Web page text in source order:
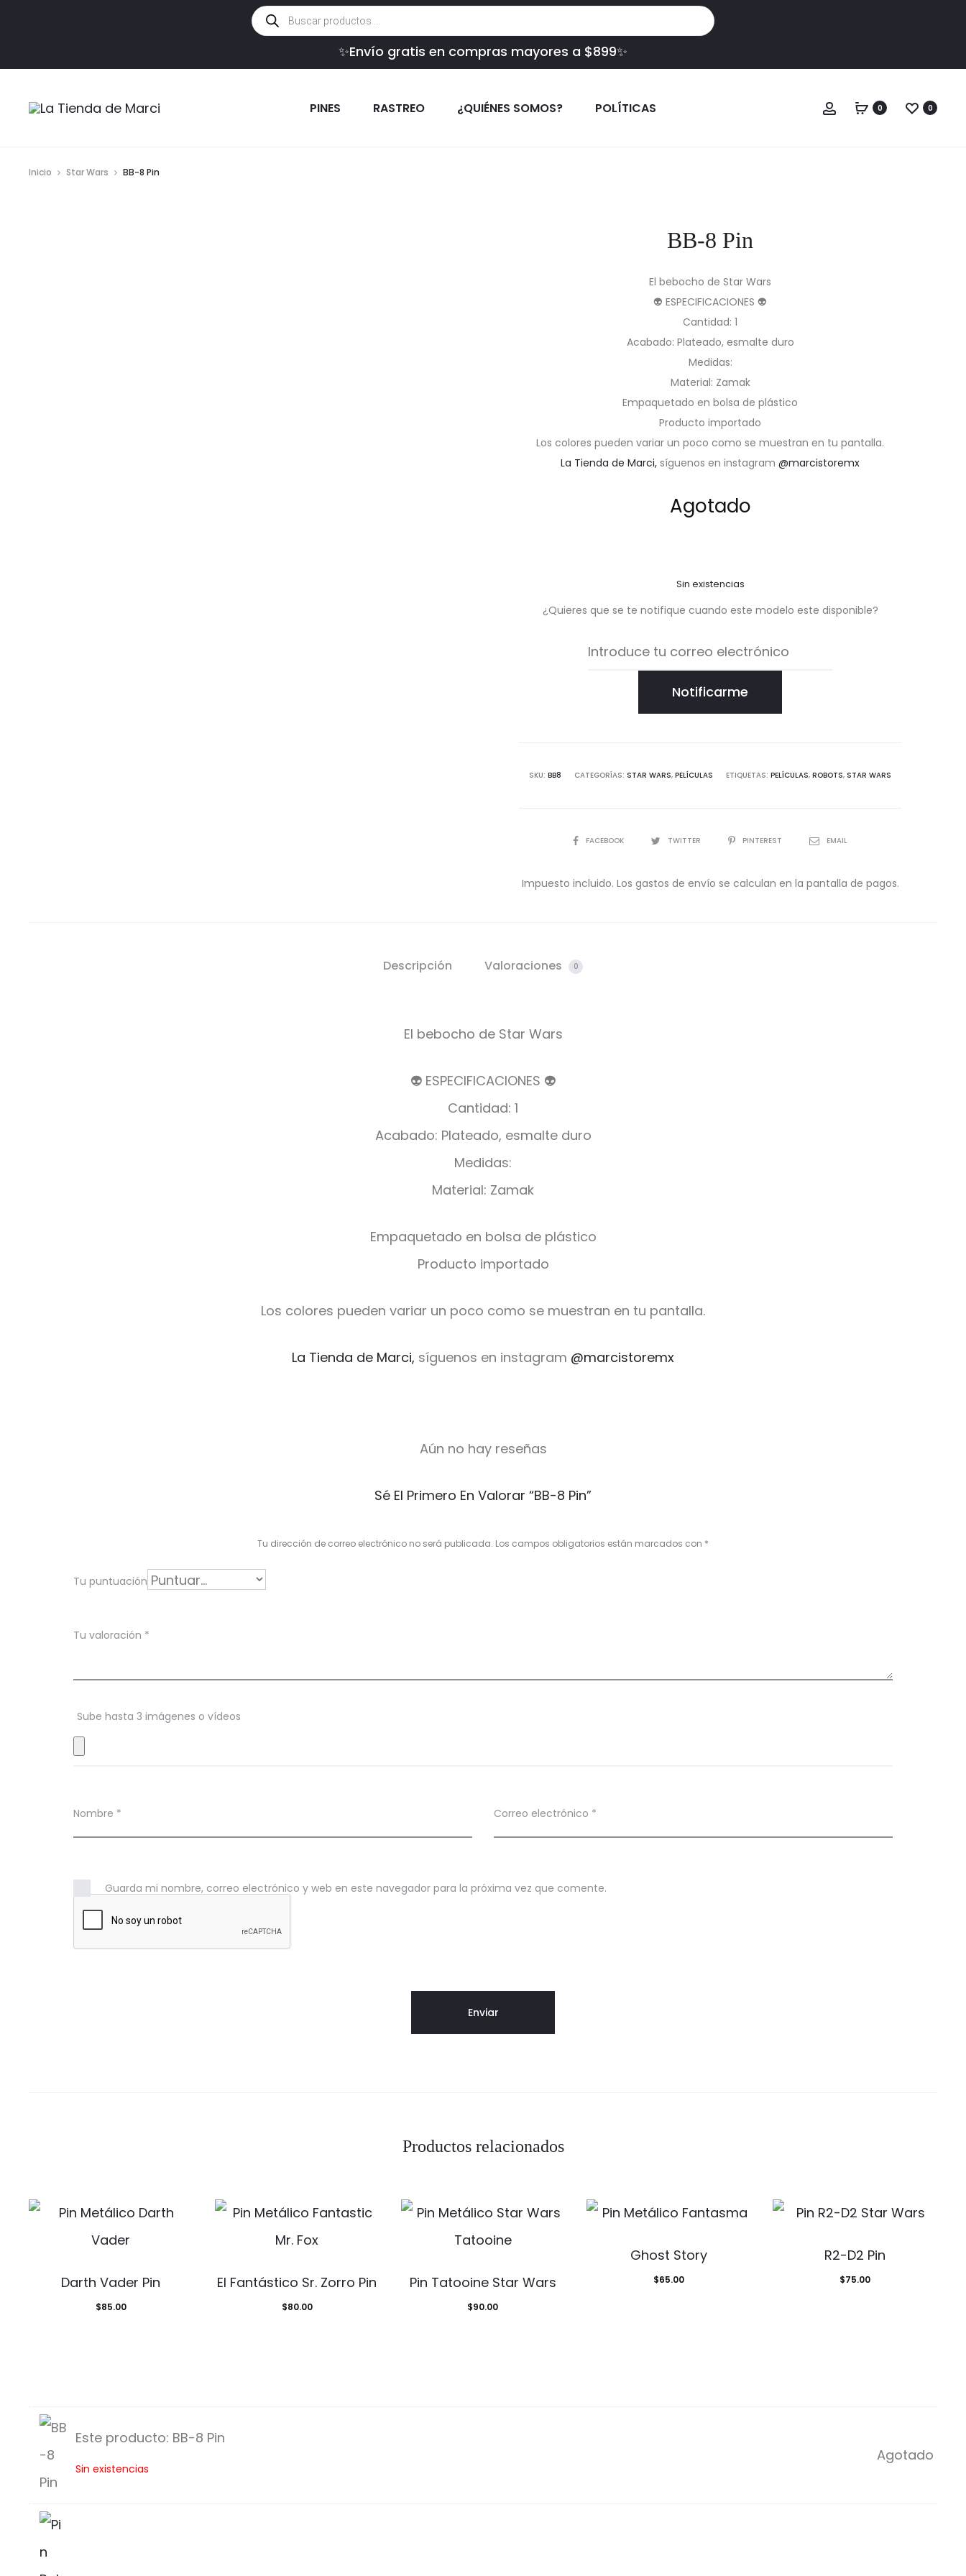
Búsqueda
de
productos
✨Envío gratis en compras mayores a $899✨
PINES RASTREO ¿QUIÉNES SOMOS? POLÍTICAS Cuenta
0 0
Inicio Star Wars BB-8 Pin
BB-8 Pin
El bebocho de Star Wars
👽 ESPECIFICACIONES 👽
Cantidad: 1
Acabado: Plateado, esmalte duro
Medidas:
Material: Zamak
Empaquetado en bolsa de plástico
Producto importado
Los colores pueden variar un poco como se muestran en tu pantalla.
La Tienda de Marci, síguenos en instagram @marcistoremx
Agotado
Sin existencias
¿Quieres que se te notifique cuando este modelo este disponible?
Notificarme
SKU: BB8 CATEGORÍAS: STAR WARS, PELÍCULAS ETIQUETAS: PELÍCULAS, ROBOTS, STAR WARS
COMPARTIR
FACEBOOK TWITTER PINTEREST EMAIL
Impuesto incluido. Los gastos de envío se calculan en la pantalla de pagos.
Descripción Valoraciones 0
El bebocho de Star Wars
👽 ESPECIFICACIONES 👽
Cantidad: 1
Acabado: Plateado, esmalte duro
Medidas:
Material: Zamak
Empaquetado en bolsa de plástico
Producto importado
Los colores pueden variar un poco como se muestran en tu pantalla.
La Tienda de Marci, síguenos en instagram @marcistoremx
r
c
n
e
Aún no hay reseñas
Sé El Primero En Valorar “BB-8 Pin”
Tu dirección de correo electrónico no será publicada. Los campos obligatorios están marcados con *
Tu puntuación
Tu valoración *
Sube hasta 3 imágenes o vídeos
Nombre * Correo electrónico *
Guarda mi nombre, correo electrónico y web en este navegador para la próxima vez que comente.
Productos relacionados
Darth Vader Pin
$85.00
El Fantástico Sr. Zorro Pin
$80.00
Pin Tatooine Star Wars
$90.00
Ghost Story
$65.00
R2-D2 Pin
$75.00
Este producto: BB-8 Pin
Sin existencias
Agotado